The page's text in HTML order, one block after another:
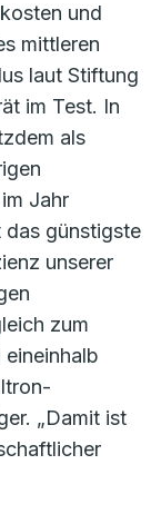
und
mittleren
laut Stiftung
im Test. In
als
Jahr
das günstigste
unserer
zum
„Damit ist